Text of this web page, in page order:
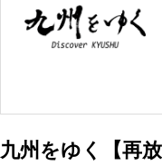
九州をゆく【再放